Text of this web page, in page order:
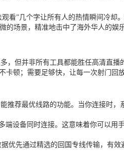
看”几个字让所有人的热情瞬间冷却
的场景，精准地击中了海外华人的
，但并非所有工具都能胜任高清直播
卡顿；需要足够快，让每一次射门回
推荐最优线路的功能。当你连接时，
端设备同时连接。这意味着你可以用
优先通过精选的回国专线传输，有效